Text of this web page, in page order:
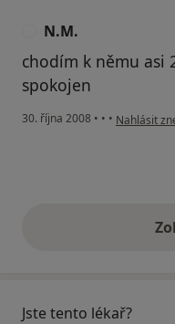
N.M.
chodím k němu asi
spokojen
30. října 2008 • • • podle
Nahlásit
Jste tento lékař?